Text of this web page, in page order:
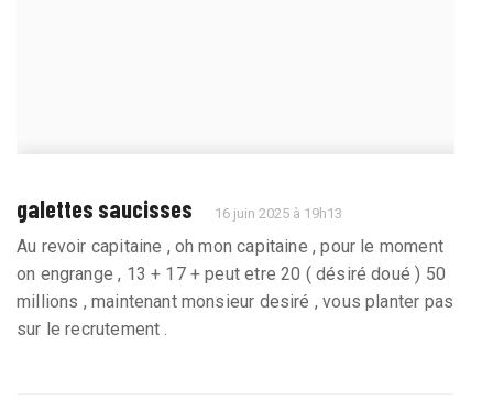
galettes saucisses 16 juin 2025 à 19h13
Au revoir capitaine , oh mon capitaine , pour le moment
on engrange , 13 + 17 + peut etre 20 ( désiré doué ) 50
millions , maintenant monsieur desiré , vous planter pas
sur le recrutement .